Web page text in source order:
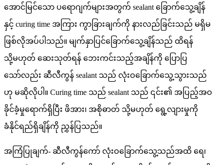
အောင်မြင်သော ပရောဂျက်များအတွက် sealant ခြောက်သွေ့ချိန်
နှင့် curing time အကြား ကွာခြားချက်ကို နားလည်ခြင်းသည် မရှိမ
ဖြစ်လိုအပ်ပါသည်။ မျက်နှာပြင်ခြောက်သွေ့ချိန်သည် ထိရန်
သို့မဟုတ် ဆေးသုတ်ရန် ဘေးကင်းသည့်အချိန်ကို ပြောပြ
သော်လည်း ဆီလီကွန် sealant သည် လုံးဝခြောက်သွေ့သွားသည်
ဟု မဆိုလိုပါ။ Curing time သည် sealant သည် ၎င်း၏ အပြည့်အဝ
ခိုင်ခံ့မှုရောက်ရှိပြီး ဖိအား၊ အစိုဓာတ် သို့မဟုတ် ရွေ့လျားမှုကို
ခံနိုင်ရည်ရှိချိန်ကို ညွှန်ပြသည်။
အကြံပြုချက်- ဆီလီကွန်ကော် လုံးဝခြောက်သွေ့သည်အထိ ရေ၊